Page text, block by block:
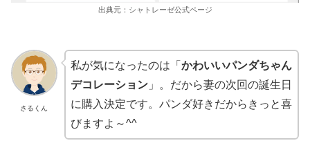
出典元：シャトレーゼ公式ページ
さるくん
私が気になったのは「 かわいいパンダちゃん
デコレーション」。だから妻の次回の誕生日
に購入決定です。パンダ好きだからきっと喜
びますよ～^^